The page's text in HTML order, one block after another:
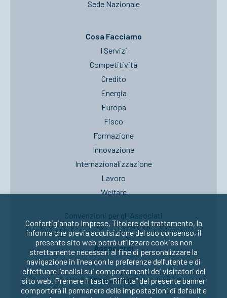
Sede Nazionale
Cosa Facciamo
I Servizi
Competitività
Credito
Energia
Europa
Fisco
Formazione
Innovazione
Internazionalizzazione
Lavoro
Welfare
Convenzioni per gli Associati
Associarsi
Seguici su:
Confartigianato Imprese, Titolare del trattamento, la
informa che previa acquisizione del suo consenso, il
presente sito web potrà utilizzare cookies non
strettamente necessari al fine di personalizzare la
navigazione in linea con le preferenze dell’utente e di
effettuare l’analisi sui comportamenti dei visitatori del
sito web. Premere il tasto “Rifiuta” del presente banner
comporterà il permanere delle impostazioni di default e